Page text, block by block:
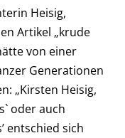
Heisig,
Artikel „krude
von einer
Generationen
„Kirsten Heisig,
oder auch
entschied sich